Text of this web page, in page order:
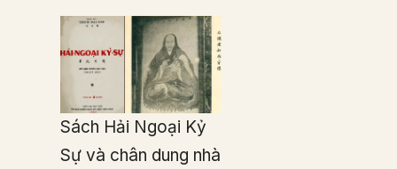
Sách Hải Ngoại Kỷ
Sự và chân dung nhà